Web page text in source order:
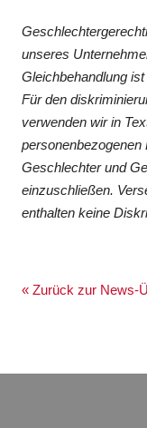
unseres
Gleichbehandlung
Für den
verwenden wir in
Geschlechter und
einzuschließen.
enthalten keine
« Zurück zur News-